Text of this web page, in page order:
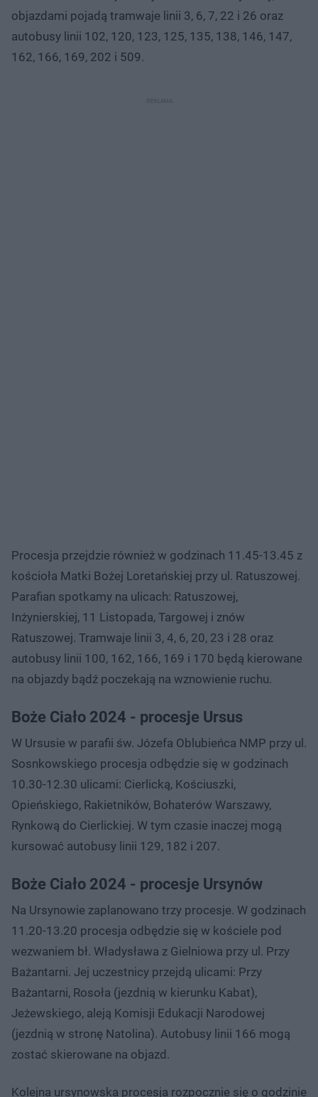
objazdami pojadą tramwaje linii 3, 6, 7, 22 i 26 oraz
autobusy linii 102, 120, 123, 125, 135, 138, 146, 147,
162, 166, 169, 202 i 509.
Procesja przejdzie również w godzinach 11.45-13.45 z
kościoła Matki Bożej Loretańskiej przy ul. Ratuszowej.
Parafian spotkamy na ulicach: Ratuszowej,
Inżynierskiej, 11 Listopada, Targowej i znów
Ratuszowej. Tramwaje linii 3, 4, 6, 20, 23 i 28 oraz
autobusy linii 100, 162, 166, 169 i 170 będą kierowane
na objazdy bądź poczekają na wznowienie ruchu.
Boże Ciało 2024 - procesje Ursus
W Ursusie w parafii św. Józefa Oblubieńca NMP przy ul.
Sosnkowskiego procesja odbędzie się w godzinach
10.30-12.30 ulicami: Cierlicką, Kościuszki,
Opieńskiego, Rakietników, Bohaterów Warszawy,
Rynkową do Cierlickiej. W tym czasie inaczej mogą
kursować autobusy linii 129, 182 i 207.
Boże Ciało 2024 - procesje Ursynów
Na Ursynowie zaplanowano trzy procesje. W godzinach
11.20-13.20 procesja odbędzie się w kościele pod
wezwaniem bł. Władysława z Gielniowa przy ul. Przy
Bażantarni. Jej uczestnicy przejdą ulicami: Przy
Bażantarni, Rosoła (jezdnią w kierunku Kabat),
Jeżewskiego, aleją Komisji Edukacji Narodowej
(jezdnią w stronę Natolina). Autobusy linii 166 mogą
zostać skierowane na objazd.
Kolejna ursynowska procesja rozpocznie się o godzinie